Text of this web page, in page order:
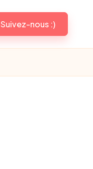
Suivez-nous :)